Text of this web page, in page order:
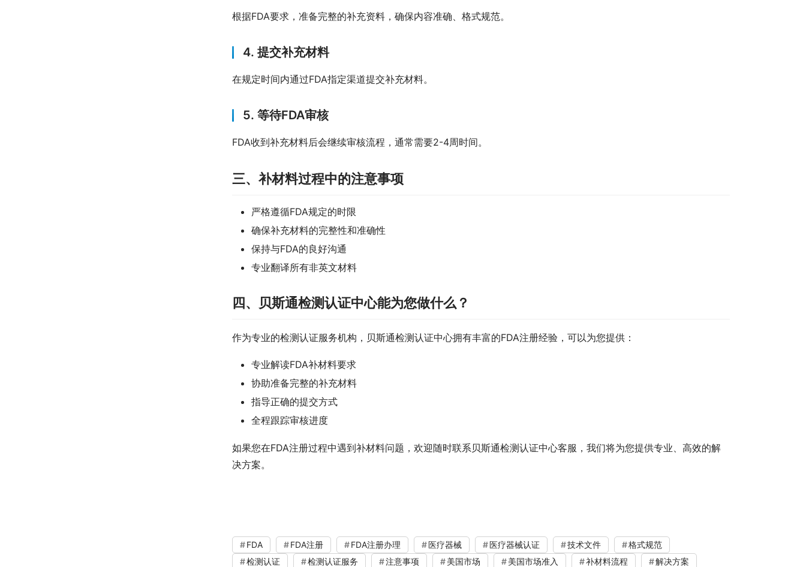
根据FDA要求，准备完整的补充资料，确保内容准确、格式规范。
4. 提交补充材料
在规定时间内通过FDA指定渠道提交补充材料。
5. 等待FDA审核
FDA收到补充材料后会继续审核流程，通常需要2-4周时间。
三、补材料过程中的注意事项
严格遵循FDA规定的时限
确保补充材料的完整性和准确性
保持与FDA的良好沟通
专业翻译所有非英文材料
四、贝斯通检测认证中心能为您做什么？
作为专业的检测认证服务机构，贝斯通检测认证中心拥有丰富的FDA注册经验，可以为您提供：
专业解读FDA补材料要求
协助准备完整的补充材料
指导正确的提交方式
全程跟踪审核进度
如果您在FDA注册过程中遇到补材料问题，欢迎随时联系贝斯通检测认证中心客服，我们将为您提供专业、高效的解
决方案。
FDA FDA注册 FDA注册办理 医疗器械 医疗器械认证 技术文件
格式规范
检测认证
检测认证服务 注意事项 美国市场 美国市场准入 补材料流程
解决方案